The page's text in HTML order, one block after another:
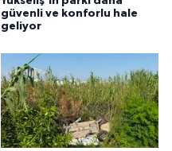
güvenli ve konforlu hale
geliyor